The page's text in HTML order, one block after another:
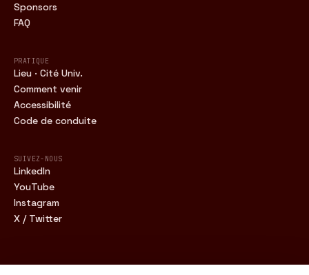
Sponsors
FAQ
PRATIQUE
Lieu · Cité Univ.
Comment venir
Accessibilité
Code de conduite
SUIVEZ-NOUS
LinkedIn
YouTube
Instagram
X / Twitter